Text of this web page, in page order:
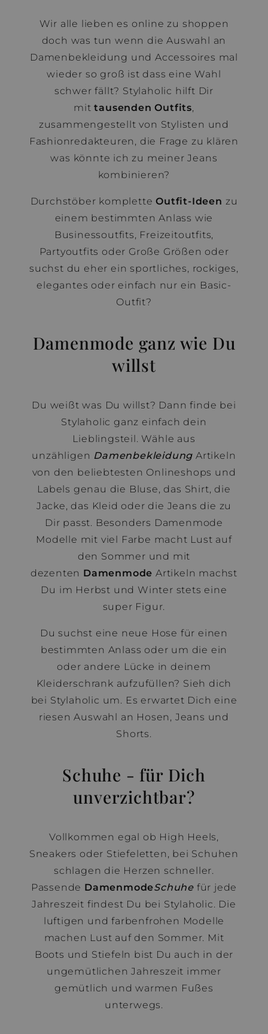
Wir alle lieben es online zu shoppen
doch was tun wenn die Auswahl an
Damenbekleidung und Accessoires mal
wieder so groß ist dass eine Wahl
schwer fällt? Stylaholic hilft Dir
mittausenden Outfits,
zusammengestellt von Stylisten und
Fashionredakteuren, die Frage zu klären
was könnte ich zu meiner Jeans
kombinieren?
Durchstöber kompletteOutfit-Ideen zu
einem bestimmten Anlass wie
Businessoutfits, Freizeitoutfits,
Partyoutfits oder Große Größen oder
suchst du eher ein sportliches, rockiges,
elegantes oder einfach nur ein Basic-
Outfit?
Damenmode ganz wie Du
willst
Du weißt was Du willst? Dann finde bei
Stylaholic ganz einfach dein
Lieblingsteil. Wähle aus
unzähligen Damenbekleidung Artikeln
von den beliebtesten Onlineshops und
Labels genau die Bluse, das Shirt, die
Jacke, das Kleid oder die Jeans die zu
Dir passt. Besonders Damenmode
Modelle mit viel Farbe macht Lust auf
den Sommer und mit
dezenten Damenmode Artikeln machst
Du im Herbst und Winter stets eine
super Figur.
Du suchst eine neue Hose für einen
bestimmten Anlass oder um die ein
oder andere Lücke in deinem
Kleiderschrank aufzufüllen? Sieh dich
bei Stylaholic um. Es erwartet Dich eine
riesen Auswahl an Hosen, Jeans und
Shorts.
Schuhe - für Dich
unverzichtbar?
Vollkommen egal ob High Heels,
Sneakers oder Stiefeletten, bei Schuhen
schlagen die Herzen schneller.
Passende DamenmodeSchuhe für jede
Jahreszeit findest Du bei Stylaholic. Die
luftigen und farbenfrohen Modelle
machen Lust auf den Sommer. Mit
Boots und Stiefeln bist Du auch in der
ungemütlichen Jahreszeit immer
gemütlich und warmen Fußes
unterwegs.